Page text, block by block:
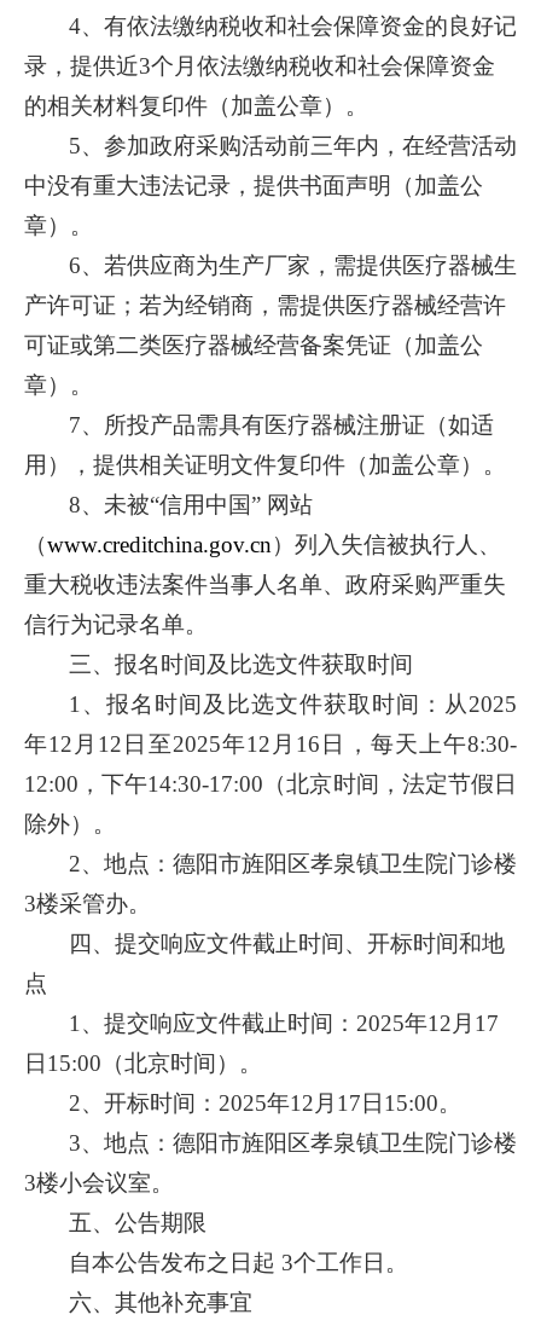
4、有依法缴纳税收和社会保障资金的良好记
录，提供近3个月依法缴纳税收和社会保障资金
的相关材料复印件（加盖公章）。
5、参加政府采购活动前三年内，在经营活动
中没有重大违法记录，提供书面声明（加盖公
章）。
6、若供应商为生产厂家，需提供医疗器械生
产许可证；若为经销商，需提供医疗器械经营许
可证或第二类医疗器械经营备案凭证（加盖公
章）。
7、所投产品需具有医疗器械注册证（如适
用），提供相关证明文件复印件（加盖公章）。
8、未被“信用中国” 网站
（www.creditchina.gov.cn）列入失信被执行人、
重大税收违法案件当事人名单、政府采购严重失
信行为记录名单。
三、 报名时间及 比选文件获取时间
1 、报名时间及比选文件获取时间 ： 从2025
年1 2 月 12 日 至2025年1 2 月 16 日 ， 每天上午8:30-
12:00，下午14:30-17:00（北京时间，法定节假日
除外）。
2、地点：德阳市旌阳区孝泉镇卫生院门诊楼
3楼采管办。
四、提交响应文件截止时间、开标时间和地
点
1、提交响应文件截止时间：2025年12 月 1 7
日1 5:00（北京时间）。
2、开标时间：2025年12 月 1 7日15:00。
3、地点：德阳市旌阳区孝泉镇卫生院门诊楼
3楼小会议室。
五、公告期限
自本公告发布之日起 3个工作日。
六、其他补充事宜